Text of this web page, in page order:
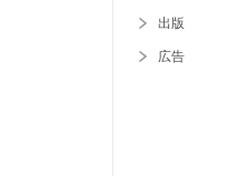
出版
広告